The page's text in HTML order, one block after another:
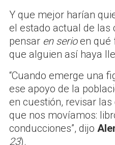
Y que mejor harían
el estado actual de las
pensar en serioen qué
que alguien así haya
“Cuando emerge una
ese apoyo de la
en cuestión, revisar
que nos movíamos:
conducciones”, dijo
23).